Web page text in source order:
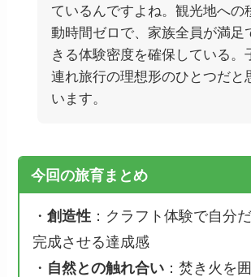
ているんですよね。観光地への
動時間ゼロで、家族全員が満足
きる体験密度を確保している。
連れ旅行の理想形のひとつだと
います。
今回の旅育まとめ
・創造性 ：クラフト体験で自分
完成させる達成感
・ 自然との触れ合い ：焚き火を